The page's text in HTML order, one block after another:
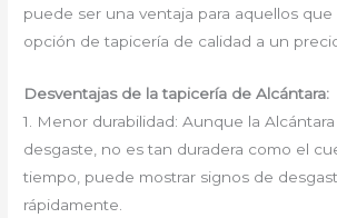
puede ser una ventaja para aquellos
opción de tapicería de calidad a un
Desventajas de la tapicería de Alcántara:
1. Menor durabilidad: Aunque la
desgaste, no es tan duradera como el
tiempo, puede mostrar signos de
rápidamente.